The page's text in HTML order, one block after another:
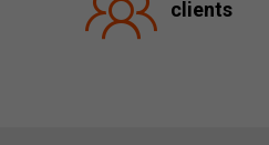
clients